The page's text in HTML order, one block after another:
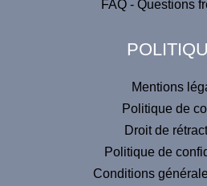
FAQ - Questions
Mentions
Politique de
Droit de
Politique de
Conditions